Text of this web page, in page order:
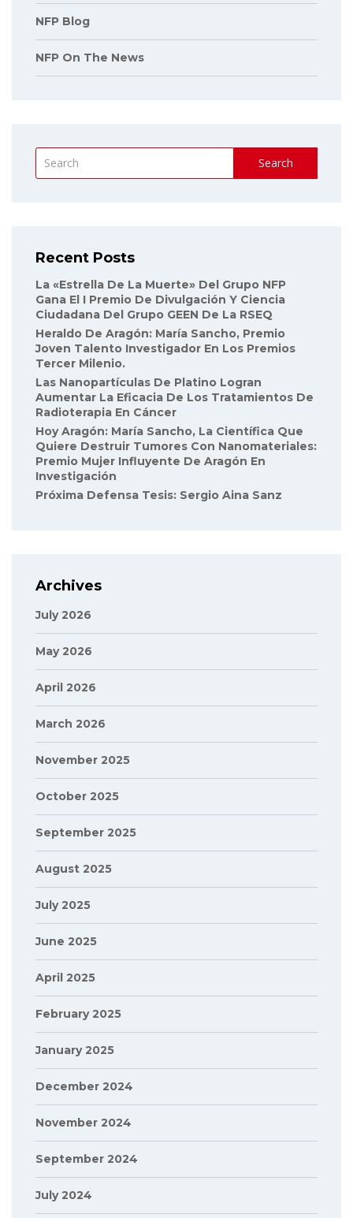
NFP Blog
NFP On The News
Search
Recent Posts
La «Estrella De La Muerte» Del Grupo NFP
Gana El I Premio De Divulgación Y Ciencia
Ciudadana Del Grupo GEEN De La RSEQ
Heraldo De Aragón: María Sancho, Premio
Joven Talento Investigador En Los Premios
Tercer Milenio.
Las Nanopartículas De Platino Logran
Aumentar La Eficacia De Los Tratamientos De
Radioterapia En Cáncer
Hoy Aragón: María Sancho, La Científica Que
Quiere Destruir Tumores Con Nanomateriales:
Premio Mujer Influyente De Aragón En
Investigación
Próxima Defensa Tesis: Sergio Aina Sanz
Archives
July 2026
May 2026
April 2026
March 2026
November 2025
October 2025
September 2025
August 2025
July 2025
June 2025
April 2025
February 2025
January 2025
December 2024
November 2024
September 2024
July 2024